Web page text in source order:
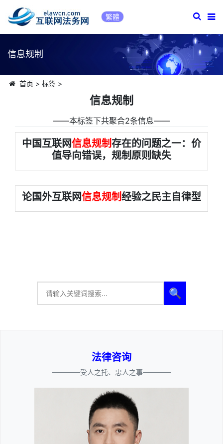
繁體
信息规制
首页 > 标签>
信息规制
――本标签下共聚合2条信息――
中国互联网信息规制存在的问题之一：价
值导向错误，规制原则缺失
论国外互联网信息规制经验之民主自律型
🔍
法律咨询
————受人之托、忠人之事————